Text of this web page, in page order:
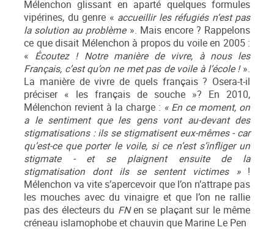
Mélenchon glissant en aparté quelques formules
vipérines, du genre « accueillir les réfugiés n’est pas
la solution au problème ». Mais encore ? Rappelons
ce que disait Mélenchon à propos du voile en 2005 :
« Écoutez ! Notre manière de vivre, à nous les
Français, c’est qu’on ne met pas de voile à l’école !».
La manière de vivre de quels français ? Osera-t-il
préciser « les français de souche »? En 2010,
Mélenchon revient à la charge : « En ce moment, on
a le sentiment que les gens vont au-devant des
stigmatisations : ils se stigmatisent eux-mêmes - car
qu’est-ce que porter le voile, si ce n’est s’infliger un
stigmate - et se plaignent ensuite de la
stigmatisation dont ils se sentent victimes » !
Mélenchon va vite s’apercevoir que l’on n’attrape pas
les mouches avec du vinaigre et que l’on ne rallie
pas des électeurs du FNen se plaçant sur le même
créneau islamophobe et chauvin que Marine Le Pen